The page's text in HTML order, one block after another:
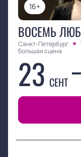
16+
ВОСЕМЬ
Санкт-Петербург
Большая сцена
23 СЕНТ